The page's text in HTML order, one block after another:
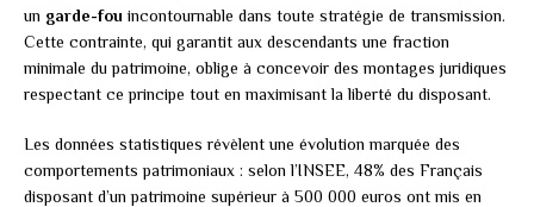
un garde-fou incontournable dans toute stratégie de transmission.
Cette contrainte, qui garantit aux descendants une fraction
minimale du patrimoine, oblige à concevoir des montages juridiques
respectant ce principe tout en maximisant la liberté du disposant.
Les données statistiques révèlent une évolution marquée des
comportements patrimoniaux : selon l’INSEE, 48% des Français
disposant d’un patrimoine supérieur à 500 000 euros ont mis en